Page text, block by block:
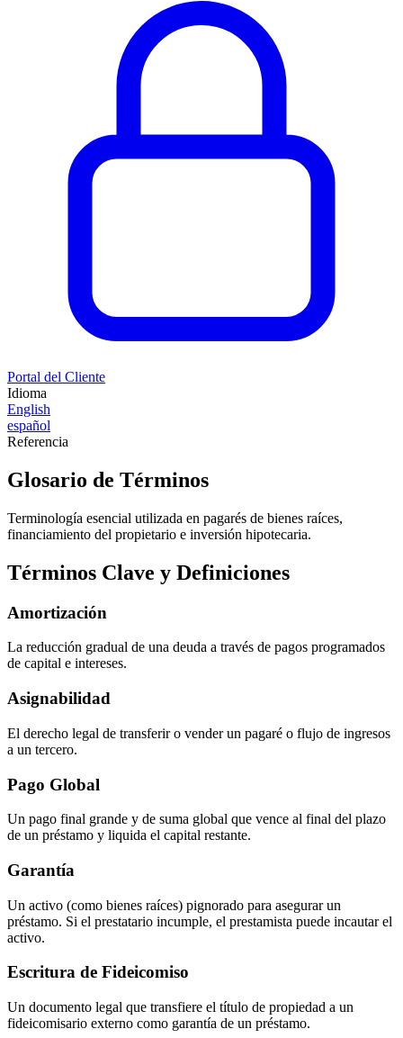
Portal del Cliente
Idioma
English
español
Referencia
Glosario de Términos
Terminología esencial utilizada en pagarés de bienes raíces,
financiamiento del propietario e inversión hipotecaria.
Términos Clave y Definiciones
Amortización
La reducción gradual de una deuda a través de pagos programados
de capital e intereses.
Asignabilidad
El derecho legal de transferir o vender un pagaré o flujo de ingresos
a un tercero.
Pago Global
Un pago final grande y de suma global que vence al final del plazo
de un préstamo y liquida el capital restante.
Garantía
Un activo (como bienes raíces) pignorado para asegurar un
préstamo. Si el prestatario incumple, el prestamista puede incautar el
activo.
Escritura de Fideicomiso
Un documento legal que transfiere el título de propiedad a un
fideicomisario externo como garantía de un préstamo.